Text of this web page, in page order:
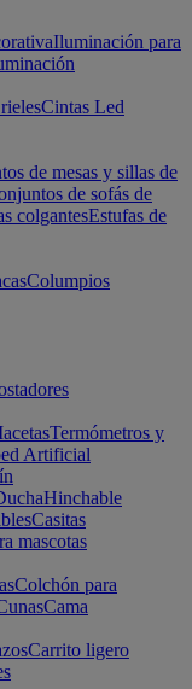
Iluminación para
Cintas Led
de mesas y sillas de
de sofás de
colgantesEstufas de
Columpios
Termómetros y
Artificial
Hinchable
Casitas
mascotas
Colchón para
Cama
Carrito ligero